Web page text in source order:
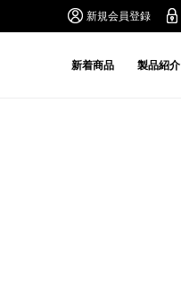
新規会員登録
新着商品 製品紹介